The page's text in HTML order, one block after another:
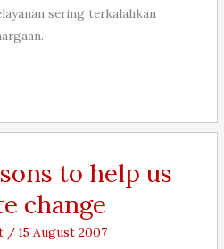
sering terkalahkan
to help us
change
/15 August 2007